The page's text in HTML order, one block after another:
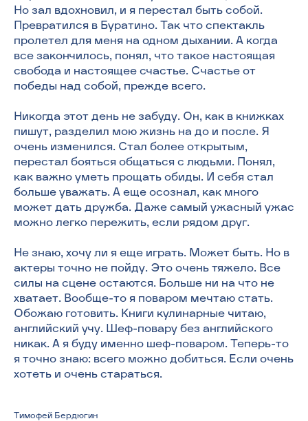
Но зал вдохновил, и я перестал быть собой.
Превратился в Буратино. Так что спектакль
пролетел для меня на одном дыхании. А когда
все закончилось, понял, что такое настоящая
свобода и настоящее счастье. Счастье от
победы над собой, прежде всего.
Никогда этот день не забуду. Он, как в книжках
пишут, разделил мою жизнь на до и после. Я
очень изменился. Стал более открытым,
перестал бояться общаться с людьми. Понял,
как важно уметь прощать обиды. И себя стал
больше уважать. А еще осознал, как много
может дать дружба. Даже самый ужасный ужас
можно легко пережить, если рядом друг.
Не знаю, хочу ли я еще играть. Может быть. Но в
актеры точно не пойду. Это очень тяжело. Все
силы на сцене остаются. Больше ни на что не
хватает. Вообще-то я поваром мечтаю стать.
Обожаю готовить. Книги кулинарные читаю,
английский учу. Шеф-повару без английского
никак. А я буду именно шеф-поваром. Теперь-то
я точно знаю: всего можно добиться. Если очень
хотеть и очень стараться.
Тимофей Бердюгин